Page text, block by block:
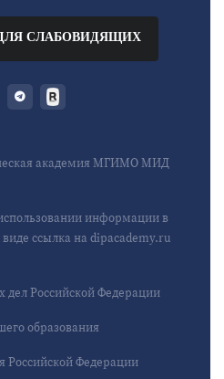
СЛАБОВИДЯЩИХ
академия МГИМО МИД
информации в
ссылка на dipacademy.ru
Российской Федерации
образования
Российской Федерации